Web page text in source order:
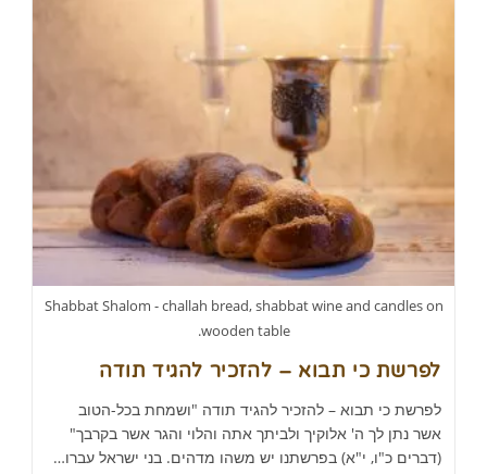
Shabbat Shalom - challah bread, shabbat wine and candles on
wooden table.
לפרשת כי תבוא – להזכיר להגיד תודה
לפרשת כי תבוא – להזכיר להגיד תודה "ושמחת בכל-הטוב
אשר נתן לך ה' אלוקיך ולביתך אתה והלוי והגר אשר בקרבך"
(דברים כ"ו, י"א) בפרשתנו יש משהו מדהים. בני ישראל עברו…